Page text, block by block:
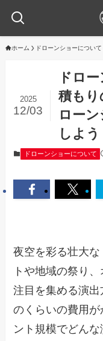
ホーム ドローンショーについて
ドロ
積もり
ロー
しよう
2025
12/03
ドローンショーについて
夜空を彩る壮大
トや地域の祭り
注目を集める演
のくらいの費用
ント規模でどん